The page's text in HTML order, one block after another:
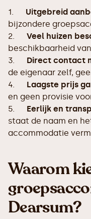
1. Uitgebreid
bijzondere
2. Veel huizen
beschikbaarheid
3. Direct contact
de eigenaar zelf,
4. Laagste prijs
en geen provisie
5. Eerlijk en
staat de naam en
accommodatie
Waarom
Dearsum?